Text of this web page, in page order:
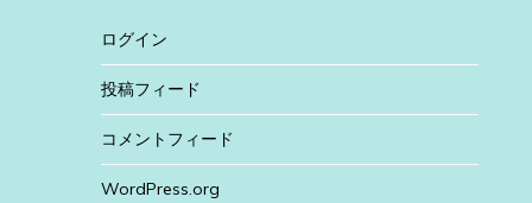
ログイン
投稿フィード
コメントフィード
WordPress.org